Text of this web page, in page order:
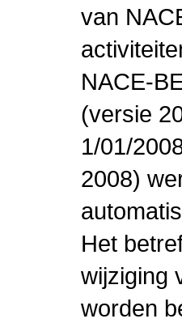
van
NACE-
(versie
1/01/
2008)
Het
wijziging
worden